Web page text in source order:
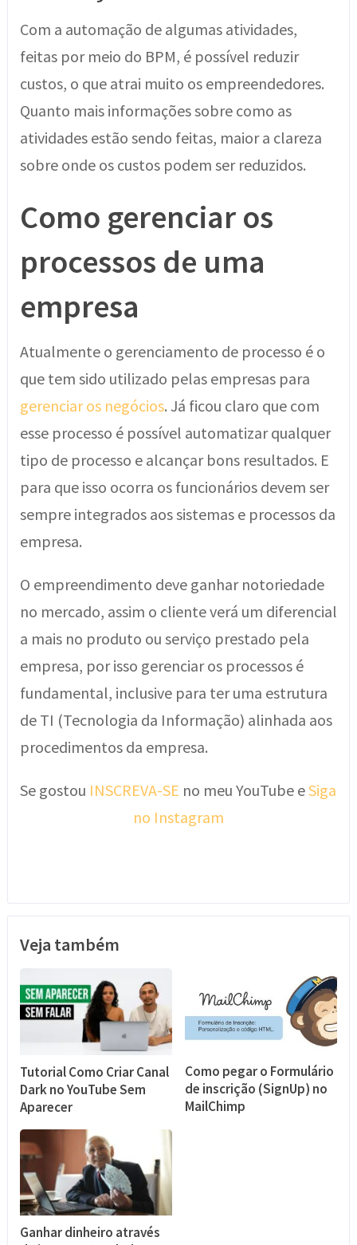
Com a automação de algumas atividades,
feitas por meio do BPM, é possível reduzir
custos, o que atrai muito os empreendedores.
Quanto mais informações sobre como as
atividades estão sendo feitas, maior a clareza
sobre onde os custos podem ser reduzidos.
Como gerenciar os
processos de uma
empresa
Atualmente o gerenciamento de processo é o
que tem sido utilizado pelas empresas para
gerenciar os negócios. Já ficou claro que com
esse processo é possível automatizar qualquer
tipo de processo e alcançar bons resultados. E
para que isso ocorra os funcionários devem ser
sempre integrados aos sistemas e processos da
empresa.
O empreendimento deve ganhar notoriedade
no mercado, assim o cliente verá um diferencial
a mais no produto ou serviço prestado pela
empresa, por isso gerenciar os processos é
fundamental, inclusive para ter uma estrutura
de TI (Tecnologia da Informação) alinhada aos
procedimentos da empresa.
Se gostou INSCREVA-SE no meu YouTube eSiga
no Instagram
Veja também
Tutorial Como Criar Canal
Dark no YouTube Sem
Aparecer
Como pegar o Formulário
de inscrição (SignUp) no
MailChimp
Ganhar dinheiro através